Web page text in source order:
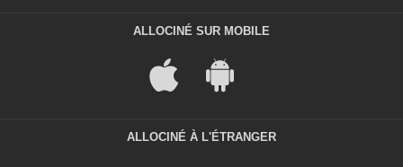
ALLOCINÉ SUR MOBILE
ALLOCINÉ À L'ÉTRANGER